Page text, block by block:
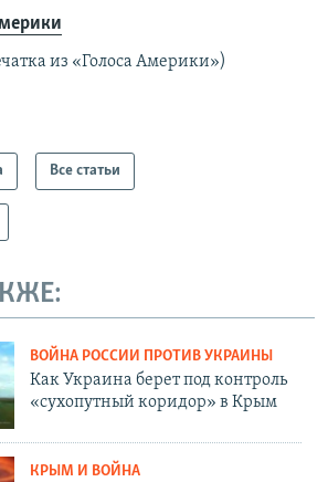
из «Голоса Америки»)
Все статьи
ВОЙНА РОССИИ ПРОТИВ УКРАИНЫ
Как Украина берет под контроль
«сухопутный коридор» в Крым
КРЫМ И ВОЙНА